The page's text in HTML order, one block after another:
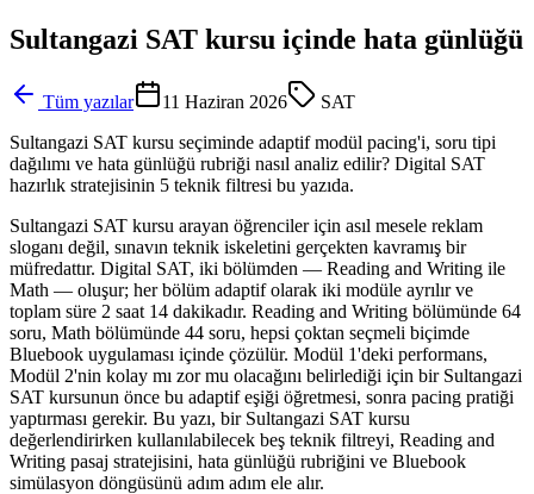
Sultangazi SAT kursu içinde hata günlüğü
Tüm yazılar 11 Haziran 2026
SAT
Sultangazi SAT kursu seçiminde adaptif modül pacing'i, soru tipi
dağılımı ve hata günlüğü rubriği nasıl analiz edilir? Digital SAT
hazırlık stratejisinin 5 teknik filtresi bu yazıda.
Sultangazi SAT kursu arayan öğrenciler için asıl mesele reklam
sloganı değil, sınavın teknik iskeletini gerçekten kavramış bir
müfredattır. Digital SAT, iki bölümden — Reading and Writing ile
Math — oluşur; her bölüm adaptif olarak iki modüle ayrılır ve
toplam süre 2 saat 14 dakikadır. Reading and Writing bölümünde 64
soru, Math bölümünde 44 soru, hepsi çoktan seçmeli biçimde
Bluebook uygulaması içinde çözülür. Modül 1'deki performans,
Modül 2'nin kolay mı zor mu olacağını belirlediği için bir Sultangazi
SAT kursunun önce bu adaptif eşiği öğretmesi, sonra pacing pratiği
yaptırması gerekir. Bu yazı, bir Sultangazi SAT kursu
değerlendirirken kullanılabilecek beş teknik filtreyi, Reading and
Writing pasaj stratejisini, hata günlüğü rubriğini ve Bluebook
simülasyon döngüsünü adım adım ele alır.